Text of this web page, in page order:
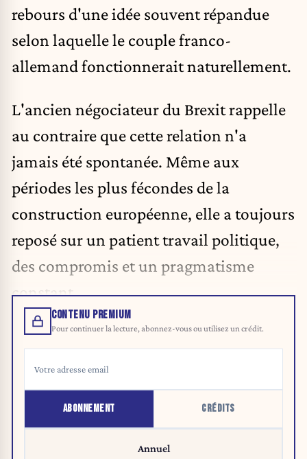
rebours d'une idée souvent répandue
selon laquelle le couple franco-
allemand fonctionnerait naturellement.
L'ancien négociateur du Brexitrappelle
au contraire que cette relation n'a
jamais été spontanée. Même aux
périodes les plus fécondes de la
construction européenne, elle a toujours
reposé sur un patient travail politique,
des compromis et un pragmatisme
constant.
CONTENU PREMIUM
Pour continuer la lecture, abonnez-vous ou utilisez un crédit.
ABONNEMENT CRÉDITS
Annuel